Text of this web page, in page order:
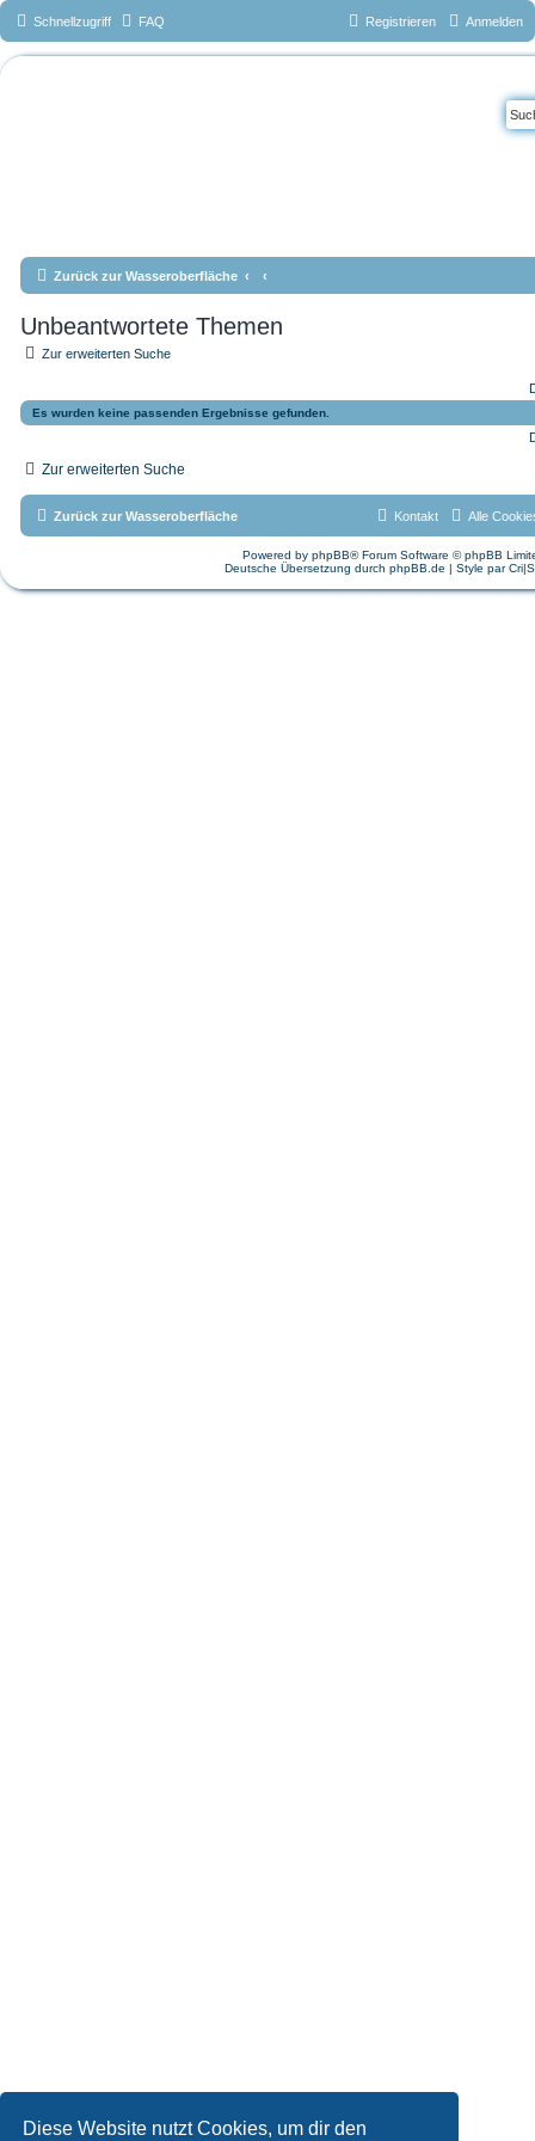
Diese Website nutzt Cookies, um dir den
Schnellzugriff FAQ Anmelden
Registrieren
Zurück zur Wasseroberfläche
Unbeantwortete Themen
Zur erweiterten Suche
Es wurden keine passenden Ergebnisse gefunden.
Zur erweiterten Suche
Zurück zur Wasseroberfläche Alle
Kontakt
Powered by phpBB® Forum Software © phpBB
Deutsche Übersetzung durch phpBB.de | Style par